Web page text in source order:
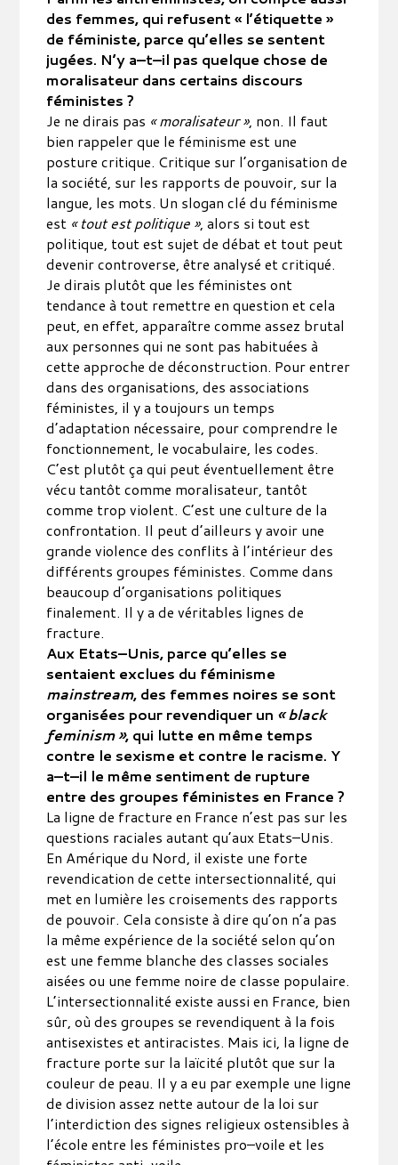
des femmes, qui refusent « l’étiquette »
de féministe, parce qu’elles se sentent
jugées. N’y a–t–il pas quelque chose de
moralisateur dans certains discours
féministes ?
Je ne dirais pas « moralisateur », non. Il faut
bien rappeler que le féminisme est une
posture critique. Critique sur l’organisation de
la société, sur les rapports de pouvoir, sur la
langue, les mots. Un slogan clé du féminisme
est « tout est politique », alors si tout est
politique, tout est sujet de débat et tout peut
devenir controverse, être analysé et critiqué.
Je dirais plutôt que les féministes ont
tendance à tout remettre en question et cela
peut, en effet, apparaître comme assez brutal
aux personnes qui ne sont pas habituées à
cette approche de déconstruction. Pour entrer
dans des organisations, des associations
féministes, il y a toujours un temps
d’adaptation nécessaire, pour comprendre le
fonctionnement, le vocabulaire, les codes.
C’est plutôt ça qui peut éventuellement être
vécu tantôt comme moralisateur, tantôt
comme trop violent. C’est une culture de la
confrontation. Il peut d’ailleurs y avoir une
grande violence des conflits à l’intérieur des
différents groupes féministes. Comme dans
beaucoup d’organisations politiques
finalement. Il y a de véritables lignes de
fracture.
Aux Etats–Unis, parce qu’elles se
sentaient exclues du féminisme
mainstream, des femmes noires se sont
organisées pour revendiquer un « black
feminism », qui lutte en même temps
contre le sexisme et contre le racisme. Y
a–t–il le même sentiment de rupture
entre des groupes féministes en France ?
La ligne de fracture en France n’est pas sur les
questions raciales autant qu’aux Etats–Unis.
En Amérique du Nord, il existe une forte
revendication de cette intersectionnalité, qui
met en lumière les croisements des rapports
de pouvoir. Cela consiste à dire qu’on n’a pas
la même expérience de la société selon qu’on
est une femme blanche des classes sociales
aisées ou une femme noire de classe populaire.
L’intersectionnalité existe aussi en France, bien
sûr, où des groupes se revendiquent à la fois
antisexistes et antiracistes. Mais ici, la ligne de
fracture porte sur la laïcité plutôt que sur la
couleur de peau. Il y a eu par exemple une ligne
de division assez nette autour de la loi sur
l’interdiction des signes religieux ostensibles à
l’école entre les féministes pro–voile et les